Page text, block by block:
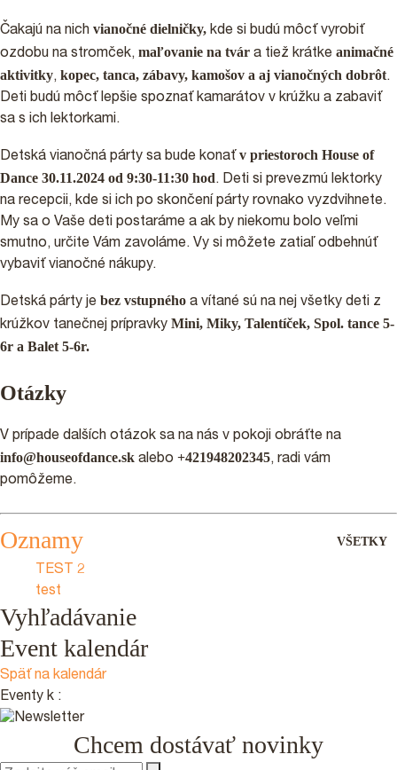
PODPORTE NÁS 2%
Čakajú na nich vianočné dielničky, kde si budú môcť vyrobiť
ozdobu na stromček, maľovanie na tvár a tiež krátke animačné
aktivitky, kopec, tanca, zábavy, kamošov a aj vianočných dobrôt.
Deti budú môcť lepšie spoznať kamarátov v krúžku a zabaviť
sa s ich lektorkami.
Detská vianočná párty sa bude konať v priestoroch House of
Dance 30.11.2024 od 9:30-11:30 hod. Deti si prevezmú lektorky
na recepcii, kde si ich po skončení párty rovnako vyzdvihnete.
My sa o Vaše deti postaráme a ak by niekomu bolo veľmi
smutno, určite Vám zavoláme. Vy si môžete zatiaľ odbehnúť
vybaviť vianočné nákupy.
Detská párty je bez vstupného a vítané sú na nej všetky deti z
krúžkov tanečnej prípravky Mini, Miky, Talentíček, Spol. tance 5-
6r a Balet 5-6r.
Otázky
V prípade dalších otázok sa na nás v pokoji obráťte na
info@houseofdance.sk alebo +421948202345, radi vám
pomôžeme.
Oznamy VŠETKY
TEST 2
test
Vyhľadávanie
Event kalendár
Späť na kalendár
Eventy k :
Chcem dostávať novinky